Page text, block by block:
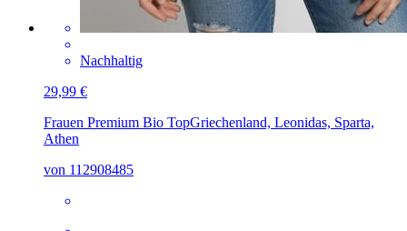
Nachhaltig
29,99 €
Frauen Premium Bio TopGriechenland, Leonidas, Sparta,
Athen
von 112908485